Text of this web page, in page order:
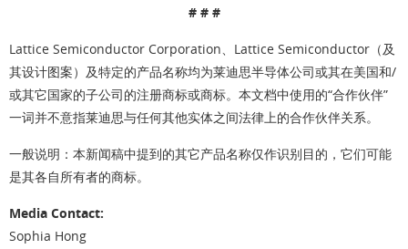
# # #
Lattice Semiconductor Corporation、Lattice Semiconductor（及
其设计图案）及特定的产品名称均为莱迪思半导体公司或其在美国和/
或其它国家的子公司的注册商标或商标。本文档中使用的“合作伙伴”
一词并不意指莱迪思与任何其他实体之间法律上的合作伙伴关系。
一般说明 ：本新闻稿中提到的其它产品名称仅作识别目的，它们可能
是其各自所有者的商标。
Media Contact:
Sophia Hong